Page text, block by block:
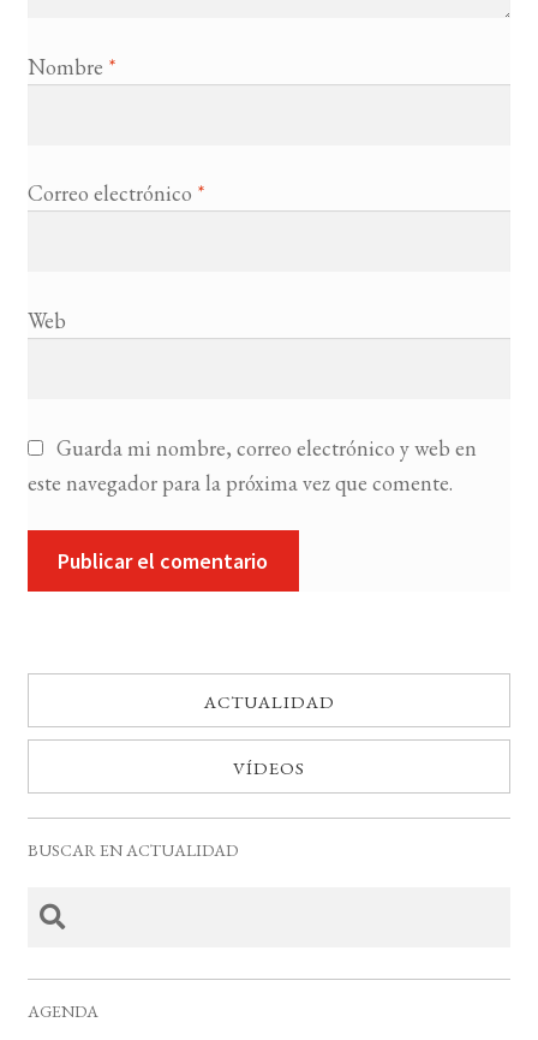
Nombre *
Correo electrónico *
Web
Guarda mi nombre, correo electrónico y web en
este navegador para la próxima vez que comente.
ACTUALIDAD
VÍDEOS
BUSCAR EN ACTUALIDAD
AGENDA